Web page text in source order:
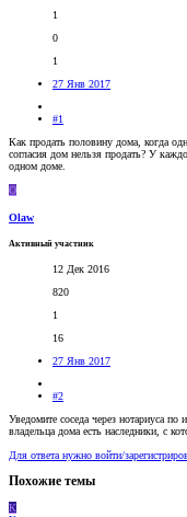
1
0
1
27 Янв 2017
#1
Как продать половину дома, когда
согласия дом нельзя продать? У
одном доме.
O
Olaw
Активный участник
12 Дек 2016
820
1
16
27 Янв 2017
#2
Уведомите соседа через нотариуса
владельца дома есть наследники, с
Для ответа нужно войти/
Похожие темы
К